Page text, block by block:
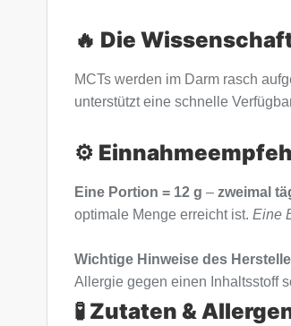
🔥 Die
MCTs werden im Darm rasch
unterstützt eine schnelle
⚙️
Eine Portion = 12 g – zweimal
optimale Menge erreicht ist. Eine
Wichtige Hinweise des
Allergie gegen einen Inhaltsstoff
🧪 Zutaten &